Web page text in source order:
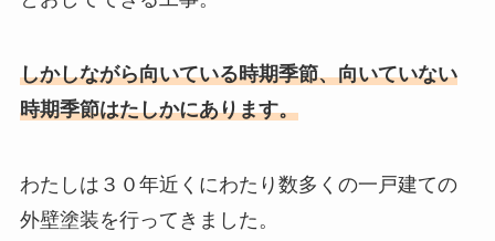
しかしながら向いている時期季節、向いていない
時期季節はたしかにあります。
わたしは３０年近くにわたり数多くの一戸建ての
外壁塗装を行ってきました。